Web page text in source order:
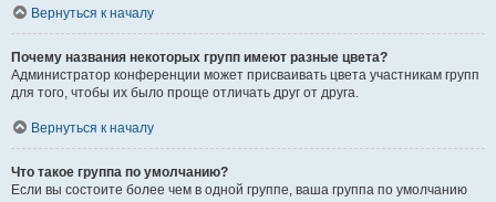
Вернуться к началу
Почему названия некоторых групп имеют разные цвета?
Администратор конференции может присваивать цвета участникам групп
для того, чтобы их было проще отличать друг от друга.
Вернуться к началу
Что такое группа по умолчанию?
Если вы состоите более чем в одной группе, ваша группа по умолчанию